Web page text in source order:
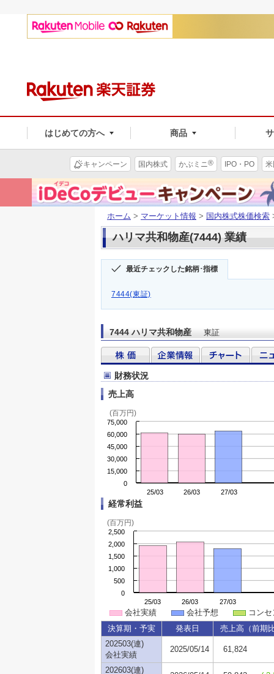
はじめての方へ 商品
キャンペーン 国内株式 かぶミニ® IPO・PO
ホーム > マーケット情報 > 国内株式株価検索
ハリマ共和物産(7444) 業績
最近チェックした銘柄･指標
7444(東証)
7444 ハリマ共和物産 東証